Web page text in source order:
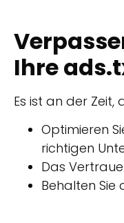
Ihre
Es ist an der Zeit,
Optimieren
richtigen
Das
Behalten Sie